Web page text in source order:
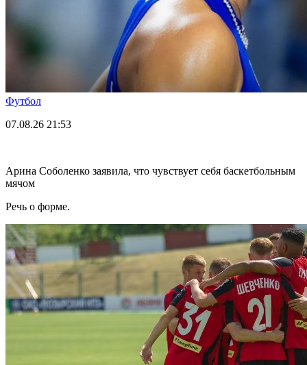
Футбол
07.08.26 21:53
Арина Соболенко заявила, что чувствует себя баскетбольным
мячом
Речь о форме.